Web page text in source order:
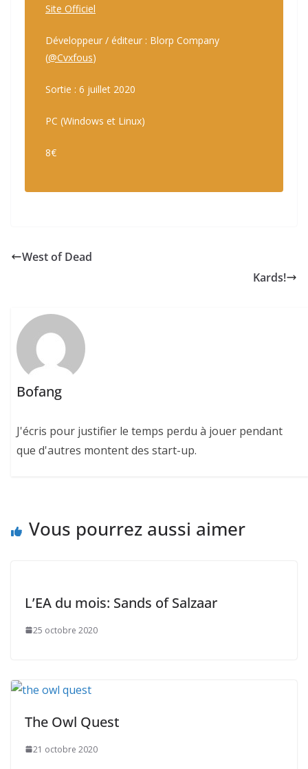
Site Officiel
Développeur / éditeur : Blorp Company
(@Cvxfous)
Sortie : 6 juillet 2020
PC (Windows et Linux)
8€
West of Dead
Kards!
Bofang
J'écris pour justifier le temps perdu à jouer pendant
que d'autres montent des start-up.
Vous pourrez aussi aimer
L’EA du mois: Sands of Salzaar
25 octobre 2020
The Owl Quest
21 octobre 2020